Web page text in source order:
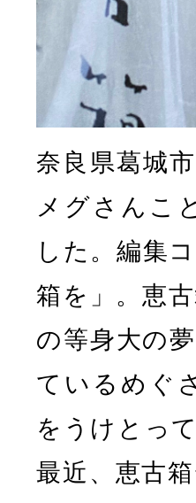
奈良県葛城
メグさんこ
した。編集
箱を」。恵
の等身大の
ているめぐ
をうけとっ
最近、恵古